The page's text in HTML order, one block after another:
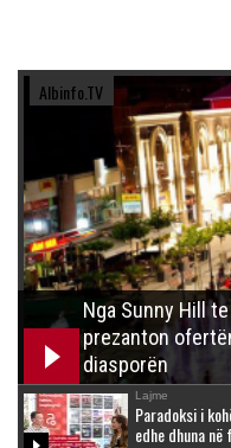
Albinfo.TV
Nga Sunny Hill
prezanton
diasporën
Lajme
Paradoksi i
edhe dhuna